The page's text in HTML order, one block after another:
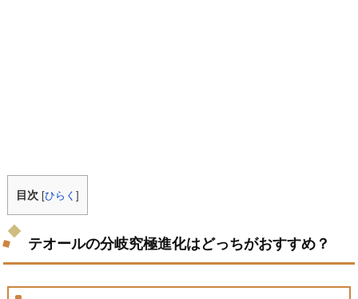
目次 [ひらく]
テオールの分岐究極進化はどっちがおすすめ？